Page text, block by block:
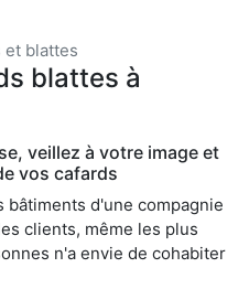
et blattes
blattes à
veillez à votre image et
vos cafards
bâtiments d'une compagnie
clients, même les plus
n'a envie de cohabiter